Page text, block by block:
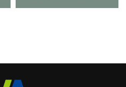
Ecológico em Tela com